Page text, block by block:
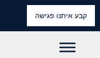
קבע איתנו פגישה